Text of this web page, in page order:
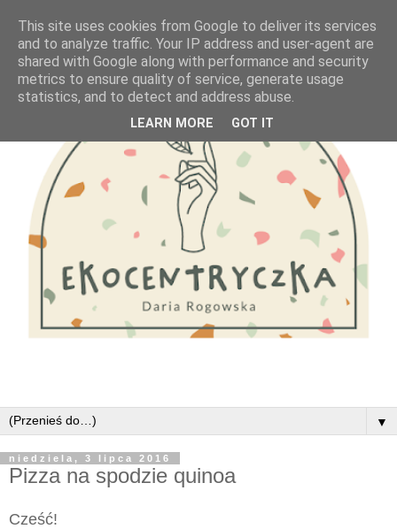
▼
niedziela, 3 lipca 2016
Pizza na spodzie quinoa
Cześć!
This site uses cookies from Google to deliver its services
and to analyze traffic. Your IP address and user-agent are
shared with Google along with performance and security
metrics to ensure quality of service, generate usage
statistics, and to detect and address abuse.
LEARN MORE GOT IT